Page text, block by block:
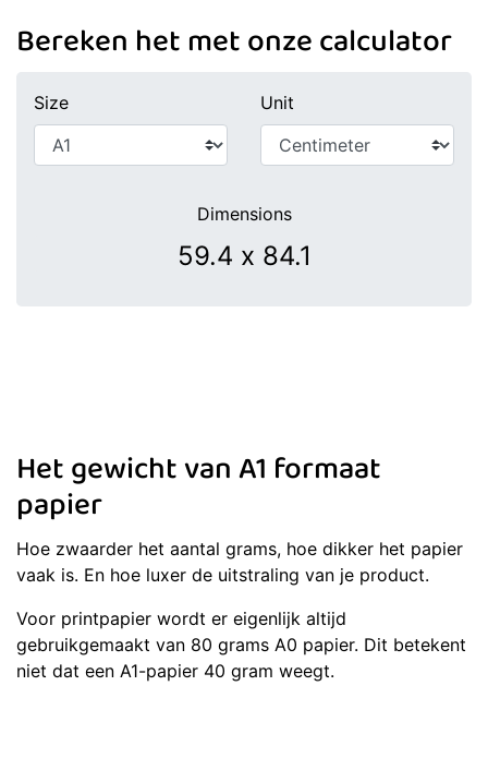
Bereken het met onze calculator
Size Unit
Dimensions
Het gewicht van A1 formaat
papier
Hoe zwaarder het aantal grams, hoe dikker het papier
vaak is. En hoe luxer de uitstraling van je product.
Voor printpapier wordt er eigenlijk altijd
gebruikgemaakt van 80 grams A0 papier. Dit betekent
niet dat een A1-papier 40 gram weegt.